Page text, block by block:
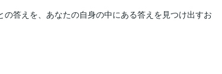
答えを、あなたの自身の中にある答えを見つけ出すお